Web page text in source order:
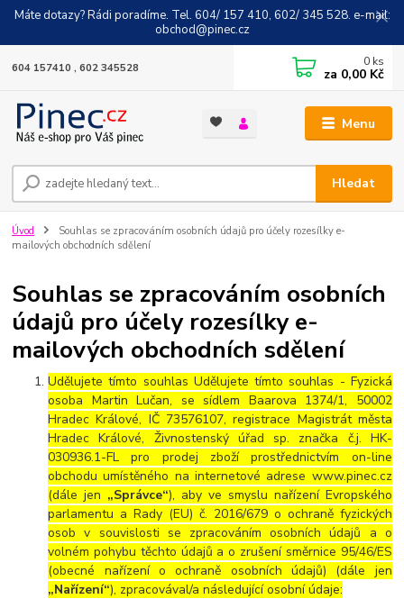
Máte dotazy? Rádi poradíme. Tel. 604/ 157 410, 602/ 345 528. e-mail:
obchod@pinec.cz
Menu
Hledat
604 157410 , 602 345528 0 ks
za 0,00 Kč
Úvod
Souhlas se zpracováním osobních údajů pro účely rozesílky e-
mailových obchodních sdělení
Souhlas se zpracováním osobních
údajů pro účely rozesílky e-
mailových obchodních sdělení
Udělujete tímto souhlas Udělujete tímto souhlas - Fyzická
osoba Martin Lučan, se sídlem Baarova 1374/1, 50002
Hradec Králové, IČ 73576107, registrace Magistrát města
Hradec Králové, Živnostenský úřad sp. značka č.j. HK-
030936.1-FL pro prodej zboží prostřednictvím on-line
obchodu umístěného na internetové adrese www.pinec.cz
(dále jen „Správce“), aby ve smyslu nařízení Evropského
parlamentu a Rady (EU) č. 2016/679 o ochraně fyzických
osob v souvislosti se zpracováním osobních údajů a o
volném pohybu těchto údajů a o zrušení směrnice 95/46/ES
(obecné nařízení o ochraně osobních údajů) (dále jen
„Nařízení“), zpracovával/a následující osobní údaje: